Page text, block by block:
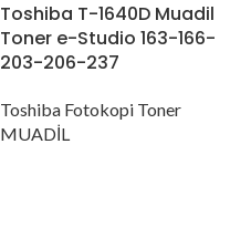
Toshiba T-1640D Muadil
Toner e-Studio 163-166-
203-206-237
Toshiba Fotokopi Toner
MUADİL